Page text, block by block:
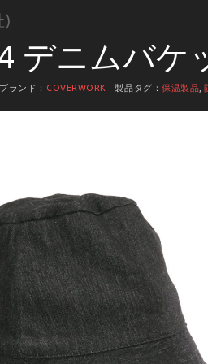
)
デニムバケ
ブランド： COVERWORK 製品タグ：保温製品 ,